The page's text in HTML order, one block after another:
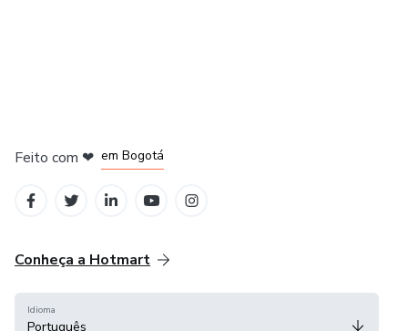
Feito com ❤ em Bogotá
Conheça a Hotmart
Idioma
Português